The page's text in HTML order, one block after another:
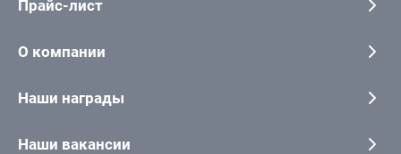
Прайс-лист
О компании
Наши награды
Наши вакансии